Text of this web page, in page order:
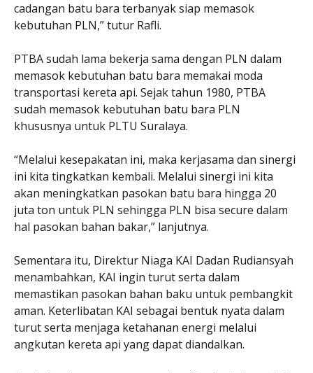
cadangan batu bara terbanyak siap memasok
kebutuhan PLN,” tutur Rafli.
PTBA sudah lama bekerja sama dengan PLN dalam
memasok kebutuhan batu bara memakai moda
transportasi kereta api. Sejak tahun 1980, PTBA
sudah memasok kebutuhan batu bara PLN
khususnya untuk PLTU Suralaya.
“Melalui kesepakatan ini, maka kerjasama dan sinergi
ini kita tingkatkan kembali. Melalui sinergi ini kita
akan meningkatkan pasokan batu bara hingga 20
juta ton untuk PLN sehingga PLN bisa secure dalam
hal pasokan bahan bakar,” lanjutnya.
Sementara itu, Direktur Niaga KAI Dadan Rudiansyah
menambahkan, KAI ingin turut serta dalam
memastikan pasokan bahan baku untuk pembangkit
aman. Keterlibatan KAI sebagai bentuk nyata dalam
turut serta menjaga ketahanan energi melalui
angkutan kereta api yang dapat diandalkan.